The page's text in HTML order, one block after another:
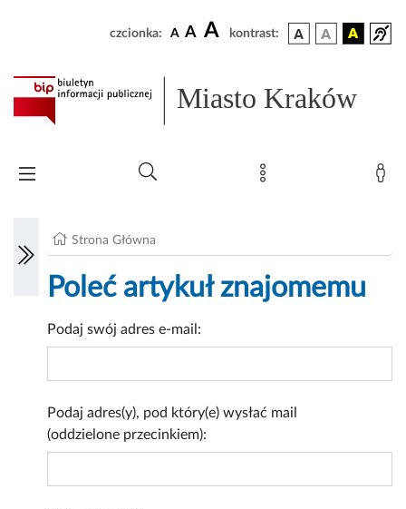
czcionka: A A A kontrast:
Miasto Kraków
Strona Główna
Poleć artykuł znajomemu
Podaj swój adres e-mail:
Podaj adres(y), pod który(e) wysłać mail
(oddzielone przecinkiem):